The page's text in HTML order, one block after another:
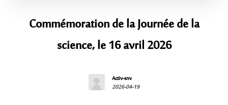
Commémoration de la Journée de la
science, le 16 avril 2026
Activ-snv
2026-04-19